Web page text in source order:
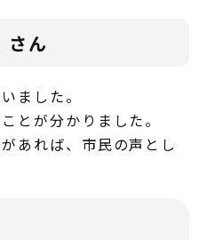
さん
ました。
とが分かりました。
あれば、市民の声とし